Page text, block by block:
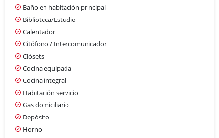
Baño en habitación principal
Biblioteca/Estudio
Calentador
Citófono / Intercomunicador
Clósets
Cocina equipada
Cocina integral
Habitación servicio
Gas domiciliario
Depósito
Horno